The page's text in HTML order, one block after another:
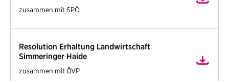
zusammen mit SPÖ
Resolution Erhaltung Landwirtschaft
Simmeringer Haide
zusammen mit ÖVP